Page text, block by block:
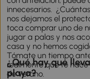
innecesarios.
nos dejamos el
toca comprar uno de
jugar a palas y nos
casa y no hemos
Tómate un tiempo
realmente que te
de verano.
¿Qué hay que
playa?